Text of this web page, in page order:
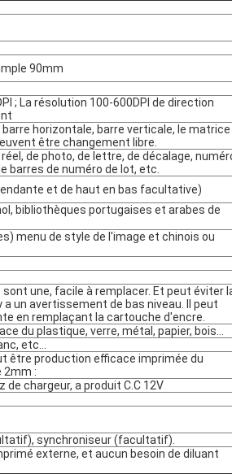
90mm
; La résolution 100-600DPI de direction
horizontale, barre verticale, le matrice
être changement libre.
de photo, de lettre, de décalage,
barres de numéro de lot, etc.
et de haut en bas facultative)
bibliothèques portugaises et arabes de
menu de style de l'image et chinois ou
une, facile à remplacer. Et peut éviter
un avertissement de bas niveau. Il peut
en remplaçant la cartouche d'encre.
du plastique, verre, métal, papier, bois…
etc…
être production efficace imprimée du
2mm :
de chargeur, a produit C.C 12V
synchroniseur (facultatif).
externe, et aucun besoin de diluant